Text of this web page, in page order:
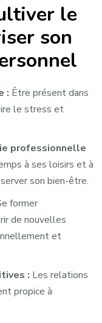
le
son
: Être présent dans
le stress et
professionnelle
à ses loisirs et à
son bien-être.
former
de nouvelles
et
: Les relations
propice à